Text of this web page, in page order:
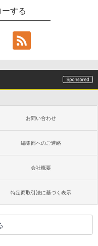
する
お問い合わせ
編集部へのご連絡
会社概要
特定商取引法に基づく表示